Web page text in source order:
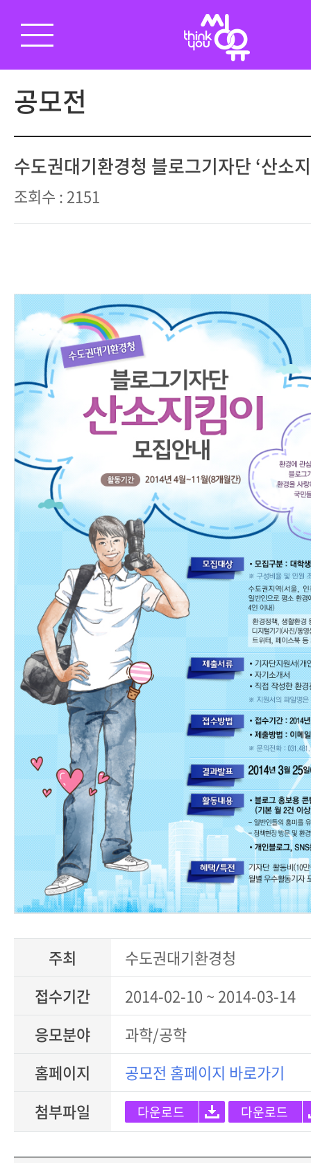
공모전
수도권대기환경청 블로그기자단 ‘산소
조회수 : 2151
주최
수도권대기환경청
접수기간
2014-02-10 ~ 2014-03-14
응모분야
과학/공학
홈페이지
공모전 홈페이지 바로가기
첨부파일
다운로드 다운로드